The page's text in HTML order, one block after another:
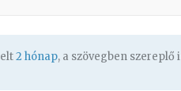
2 hónap, a szövegben